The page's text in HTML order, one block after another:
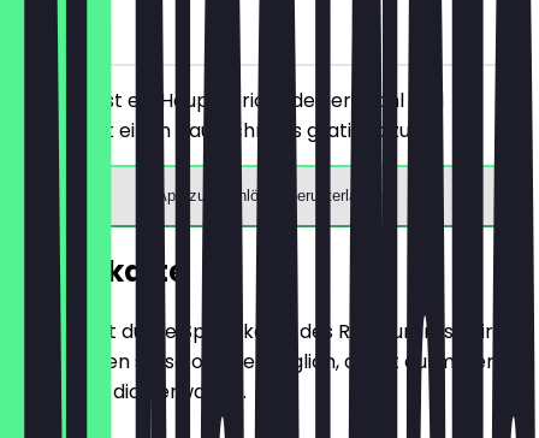
vor Ort
Du bestellst ein Hauptgericht deiner Wahl und
bekommst einen Hausschnaps gratis dazu.
App zum Einlösen herunterladen
Speisekarte
Hier findest du die Speisekarte des Restaurants. Wir
aktualisieren sie so oft wie möglich, damit du immer
weißt, was dich erwartet.